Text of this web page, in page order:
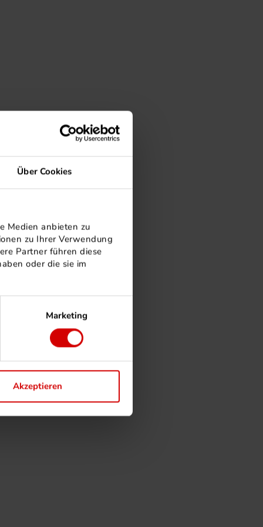
Über Cookies
Medien anbieten zu
zu Ihrer Verwendung
Partner führen diese
oder die sie im
Marketing
Akzeptieren